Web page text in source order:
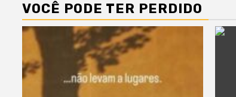
VOCÊ PODE TER PERDIDO